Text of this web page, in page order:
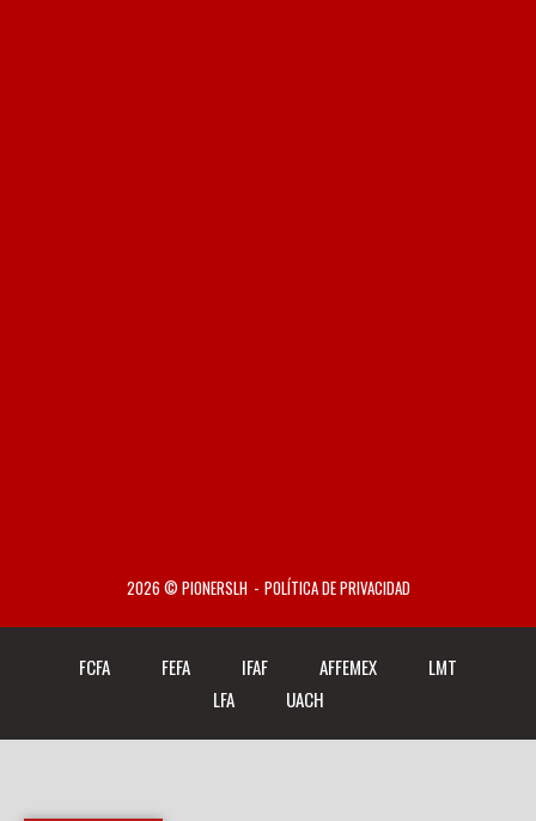
2026 © PIONERSLH POLÍTICA DE PRIVACIDAD
FCFA FEFA IFAF AFFEMEX
LMT
LFA
UACH